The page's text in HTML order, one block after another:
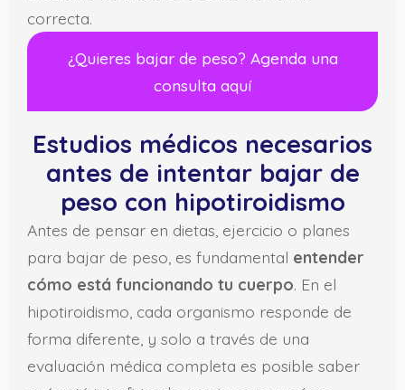
correcta.
¿Quieres bajar de peso? Agenda una
consulta aquí
Estudios médicos necesarios
antes de intentar bajar de
peso con hipotiroidismo
Antes de pensar en dietas, ejercicio o planes
para bajar de peso, es fundamental entender
cómo está funcionando tu cuerpo. En el
hipotiroidismo, cada organismo responde de
forma diferente, y solo a través de una
evaluación médica completa es posible saber